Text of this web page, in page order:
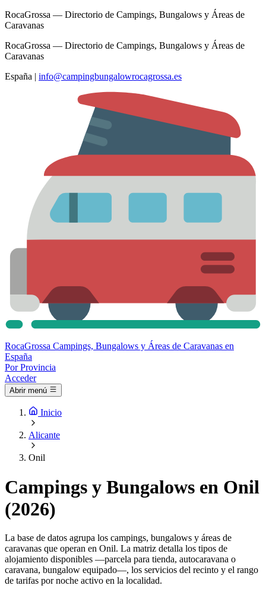
RocaGrossa — Directorio de Campings, Bungalows y Áreas de
Caravanas
RocaGrossa — Directorio de Campings, Bungalows y Áreas de
Caravanas
España | info@campingbungalowrocagrossa.es
RocaGrossa Campings, Bungalows y Áreas de Caravanas en
España
Por Provincia
Acceder
Abrir menú
Inicio
Alicante
Onil
Campings y Bungalows en Onil
(2026)
La base de datos agrupa los campings, bungalows y áreas de
caravanas que operan en Onil. La matriz detalla los tipos de
alojamiento disponibles —parcela para tienda, autocaravana o
caravana, bungalow equipado—, los servicios del recinto y el rango
de tarifas por noche activo en la localidad.